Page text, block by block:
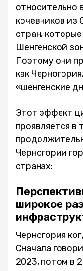
относительно
кочевников из
стран,
Шенгенской
Поэтому они
как
«шенгенские
Этот эффект
проявляется в
Черногории
странах:
широкое
Черногория
Сначала
2023, потом в